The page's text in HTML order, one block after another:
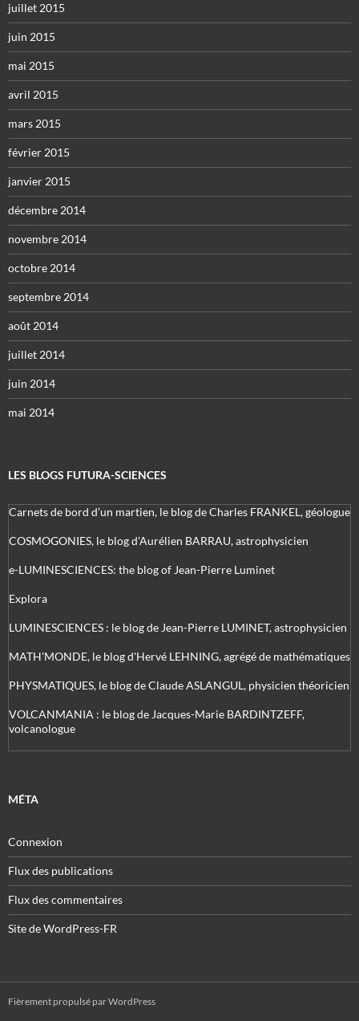
juillet 2015
juin 2015
mai 2015
avril 2015
mars 2015
février 2015
janvier 2015
décembre 2014
novembre 2014
octobre 2014
septembre 2014
août 2014
juillet 2014
juin 2014
mai 2014
LES BLOGS FUTURA-SCIENCES
Carnets de bord d’un martien, le blog de Charles FRANKEL, géologue
COSMOGONIES, le blog d'Aurélien BARRAU, astrophysicien
e-LUMINESCIENCES: the blog of Jean-Pierre Luminet
Explora
LUMINESCIENCES : le blog de Jean-Pierre LUMINET, astrophysicien
MATH'MONDE, le blog d'Hervé LEHNING, agrégé de mathématiques
PHYSMATIQUES, le blog de Claude ASLANGUL, physicien théoricien
VOLCANMANIA : le blog de Jacques-Marie BARDINTZEFF,
volcanologue
MÉTA
Connexion
Flux des publications
Flux des commentaires
Site de WordPress-FR
Fièrement propulsé par WordPress